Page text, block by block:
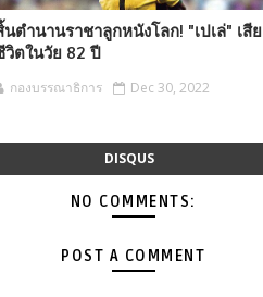
นตำนานราชาลูกหนังโลก! "เปเล่" เสีย
วิตในวัย 82 ปี
กองบรรณาธิการ Dec 30, 2022
DISQUS
NO COMMENTS:
POST A COMMENT